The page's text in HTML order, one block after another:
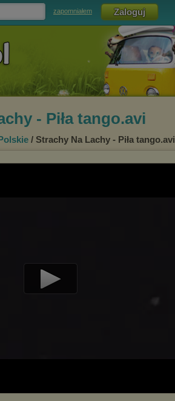
zapomniałem
- Piła tango.avi
/ Strachy Na Lachy - Piła tango.avi
Play